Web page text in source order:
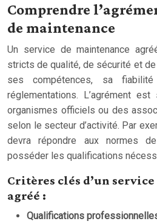
Comprendre
de maintenance
Un service de maintenance
stricts de qualité, de sécurité et
ses compétences, sa
réglementations. L’agrément
organismes officiels ou des
selon le secteur d’activité. Par
devra répondre aux normes
posséder les qualifications
Critères clés d’un
agréé :
Qualifications